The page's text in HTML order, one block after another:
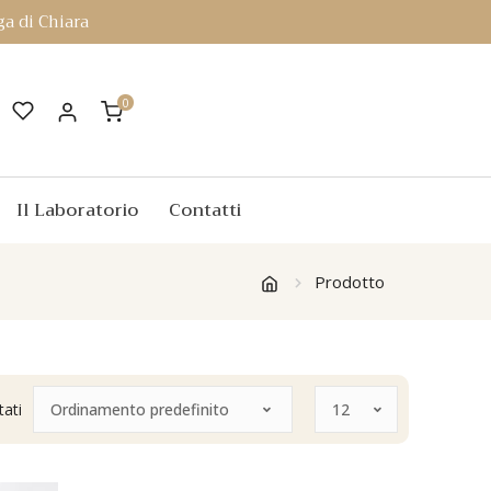
di Chiara
0
Il Laboratorio Contatti
Prodotto